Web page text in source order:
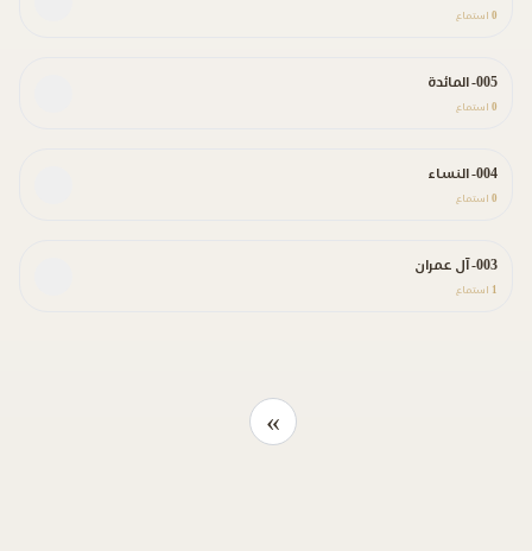
0 استماع
005- المائدة
0 استماع
004- النساء
0 استماع
003- آل عمران
1 استماع
»